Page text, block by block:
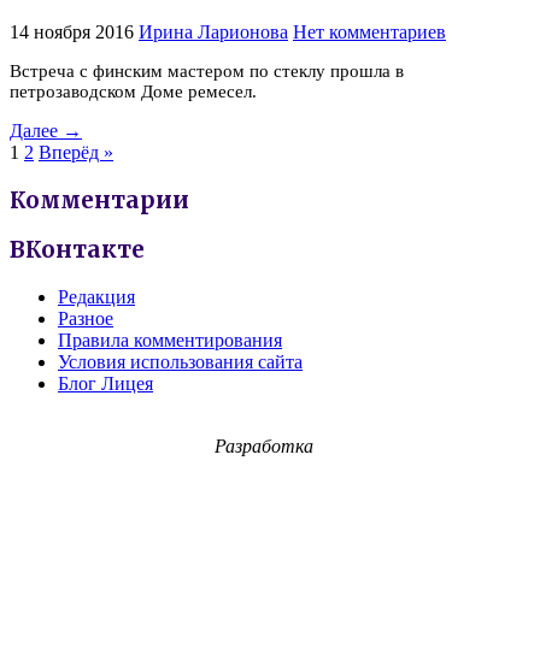
14 ноября 2016 Ирина Ларионова Нет комментариев
Встреча с финским мастером по стеклу прошла в
петрозаводском Доме ремесел.
Далее →
1 2 Вперёд »
Комментарии
ВКонтакте
Редакция
Разное
Правила комментирования
Условия использования сайта
Блог Лицея
Разработка